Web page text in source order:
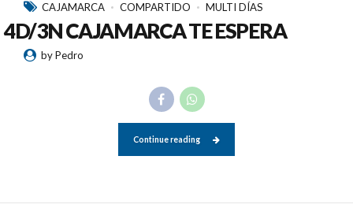
CAJAMARCA COMPARTIDO MULTI DÍAS
4D/3N CAJAMARCA TE ESPERA
by Pedro
Continue reading